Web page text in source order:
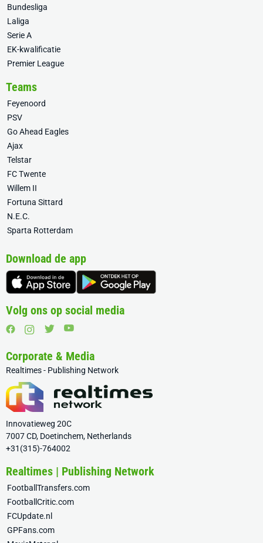
Bundesliga
Laliga
Serie A
EK-kwalificatie
Premier League
Teams
Feyenoord
PSV
Go Ahead Eagles
Ajax
Telstar
FC Twente
Willem II
Fortuna Sittard
N.E.C.
Sparta Rotterdam
Download de app
Volg ons op social media
Corporate & Media
Realtimes - Publishing Network
Innovatieweg 20C
7007 CD, Doetinchem, Netherlands
+31(315)-764002
Realtimes | Publishing Network
FootballTransfers.com
FootballCritic.com
FCUpdate.nl
GPFans.com